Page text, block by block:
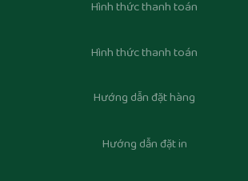
Hình thức thanh toán
Hình thức thanh toán
Hướng dẫn đặt hàng
Hướng dẫn đặt in